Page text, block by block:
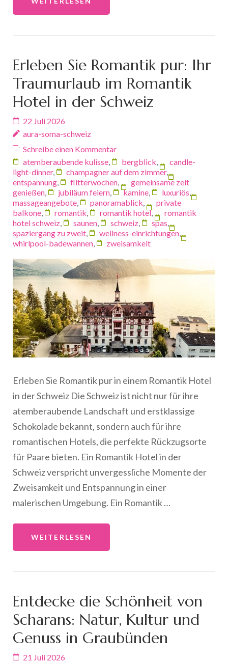
Erleben Sie Romantik pur: Ihr
Traumurlaub im Romantik
Hotel in der Schweiz
22 Juli 2026
aura-soma-schweiz
Schreibe einen Kommentar
atemberaubende kulisse
bergblick
candle-
light-dinner, champagner auf dem zimmer,
entspannung
flitterwochen
gemeinsame zeit
genießen
jubiläum feiern kamine luxuriös
massageangebote
panoramablick
private
balkone
romantik romantik hotel,
romantik
hotel schweiz
saunen schweiz spas
spaziergang zu zweit
wellness-einrichtungen
whirlpool-badewannen
zweisamkeit
Erleben Sie Romantik pur in einem Romantik Hotel
in der Schweiz Die Schweiz ist nicht nur für ihre
atemberaubende Landschaft und erstklassige
Schokolade bekannt, sondern auch für ihre
romantischen Hotels, die perfekte Rückzugsorte
für Paare bieten. Ein Romantik Hotel in der
Schweiz verspricht unvergessliche Momente der
Zweisamkeit und Entspannung in einer
malerischen Umgebung. Ein Romantik …
WEITERLESEN
Entdecke die Schönheit von
Scharans: Natur, Kultur und
Genuss in Graubünden
21 Juli 2026